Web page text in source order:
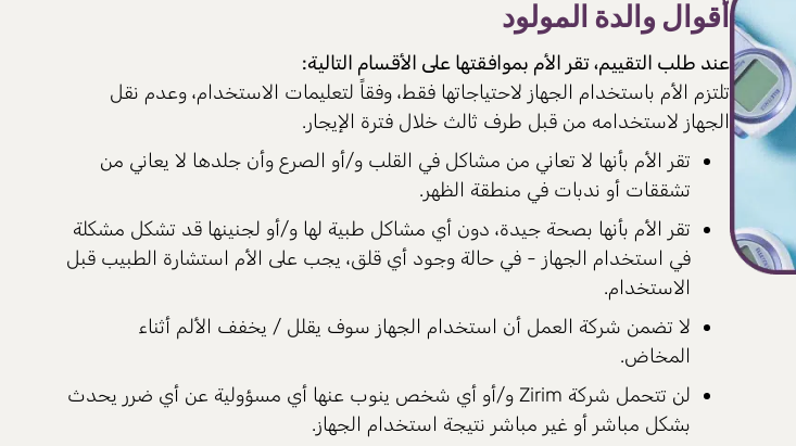
أقوال والدة المولود
عند طلب التقييم، تقر الأم بموافقتها على الأقسام التالية:
تلتزم الأم باستخدام الجهاز لاحتياجاتها فقط، وفقاً لتعليمات الاستخدام، وعدم نقل
الجهاز لاستخدامه من قبل طرف ثالث خلال فترة الإيجار.
تقر الأم بأنها لا تعاني من مشاكل في القلب و/أو الصرع وأن جلدها لا يعاني من
تشققات أو ندبات في منطقة الظهر.
تقر الأم بأنها بصحة جيدة، دون أي مشاكل طبية لها و/أو لجنينها قد تشكل مشكلة
في استخدام الجهاز - في حالة وجود أي قلق، يجب على الأم استشارة الطبيب قبل
الاستخدام.
لا تضمن شركة العمل أن استخدام الجهاز سوف يقلل / يخفف الألم أثناء
المخاض.
لن تتحمل شركة Zirim و/أو أي شخص ينوب عنها أي مسؤولية عن أي ضرر يحدث
بشكل مباشر أو غير مباشر نتيجة استخدام الجهاز.